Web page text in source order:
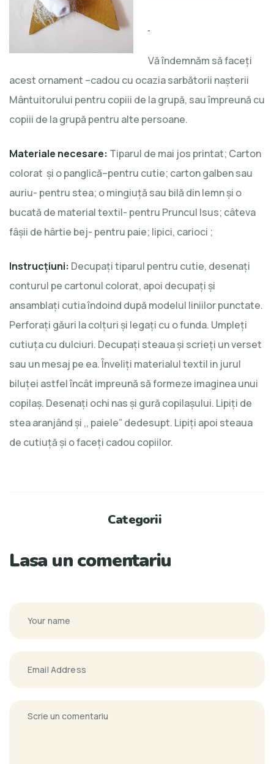
Vă îndemnăm să faceţi
acest ornament –cadou cu ocazia sarbătorii naşterii
Mântuitorului pentru copiii de la grupă, sau împreună cu
copiii de la grupă pentru alte persoane.
Materiale necesare: Tiparul de mai jos printat; Carton
colorat şi o panglică–pentru cutie; carton galben sau
auriu- pentru stea; o mingiuţă sau bilă din lemn şi o
bucată de material textil- pentru Pruncul Isus; câteva
fâşii de hârtie bej- pentru paie; lipici, carioci ;
Instrucţiuni: Decupaţi tiparul pentru cutie, desenaţi
conturul pe cartonul colorat, apoi decupaţi şi
ansamblaţi cutia îndoind după modelul liniilor punctate.
Perforaţi găuri la colţuri şi legaţi cu o funda. Umpleţi
cutiuţa cu dulciuri. Decupaţi steaua şi scrieţi un verset
sau un mesaj pe ea. Înveliţi materialul textil in jurul
biluţei astfel încât impreună să formeze imaginea unui
copilaş. Desenaţi ochi nas şi gură copilaşului. Lipiţi de
stea aranjând şi ,, paiele” dedesupt. Lipiţi apoi steaua
de cutiuţă şi o faceţi cadou copiilor.
Categorii
Lasa un comentariu